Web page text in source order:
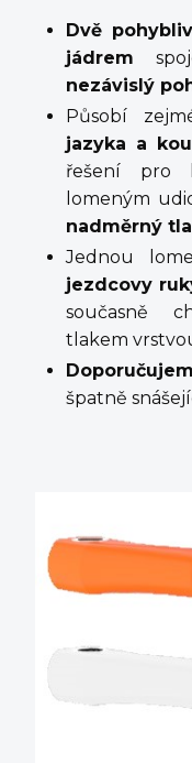
Dvě
jádrem
nezávislý
Působí
jazyka a
řešení pro
lomeným
nadměrný
Jednou
jezdcovy
současně
tlakem
špatně